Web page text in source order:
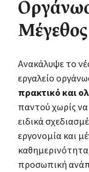
Μέγεθος
Ανακάλυψε το
εργαλείο
πρακτικό και
παντού χωρίς να
ειδικά
εργονομία και
προσωπική